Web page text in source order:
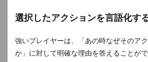
選択したアクションを言語化す
強いプレイヤーは、「あの時なぜそのア
か」に対して明確な理由を答えることが